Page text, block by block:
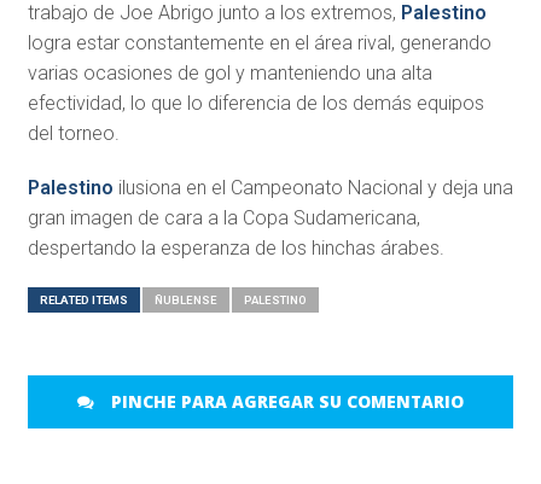
trabajo de Joe Abrigo junto a los extremos, Palestino
logra estar constantemente en el área rival, generando
varias ocasiones de gol y manteniendo una alta
efectividad, lo que lo diferencia de los demás equipos
del torneo.
Palestino ilusiona en el Campeonato Nacional y deja una
gran imagen de cara a la Copa Sudamericana,
despertando la esperanza de los hinchas árabes.
RELATED ITEMS ÑUBLENSE PALESTINO
PINCHE PARA AGREGAR SU COMENTARIO